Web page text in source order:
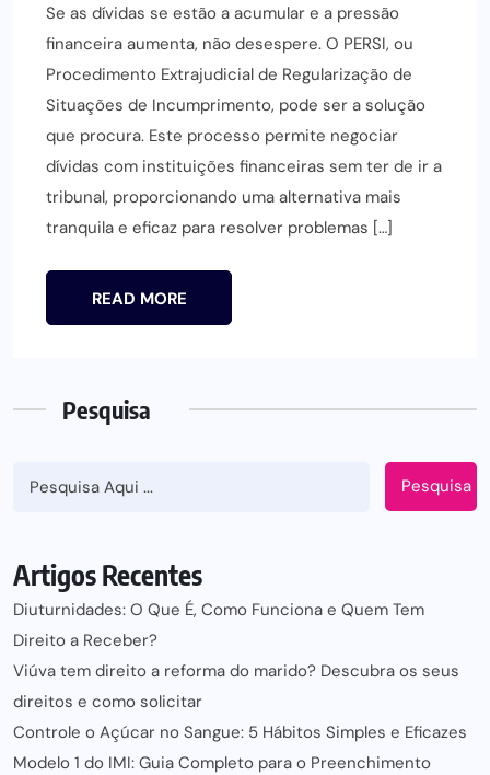
Se as dívidas se estão a acumular e a pressão
financeira aumenta, não desespere. O PERSI, ou
Procedimento Extrajudicial de Regularização de
Situações de Incumprimento, pode ser a solução
que procura. Este processo permite negociar
dívidas com instituições financeiras sem ter de ir a
tribunal, proporcionando uma alternativa mais
tranquila e eficaz para resolver problemas […]
READ MORE
Pesquisa
Pesquisa
Artigos Recentes
Diuturnidades: O Que É, Como Funciona e Quem Tem
Direito a Receber?
Viúva tem direito a reforma do marido? Descubra os seus
direitos e como solicitar
Controle o Açúcar no Sangue: 5 Hábitos Simples e Eficazes
Modelo 1 do IMI: Guia Completo para o Preenchimento